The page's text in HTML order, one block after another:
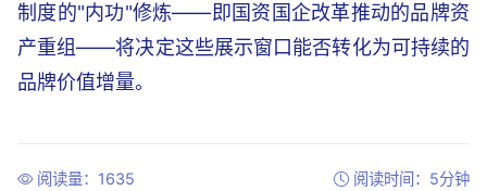
制度的"内功"修炼——即国资国企改革推动的品牌资
产重组——将决定这些展示窗口能否转化为可持续的
品牌价值增量。
阅读量：1635 阅读时间：5分钟